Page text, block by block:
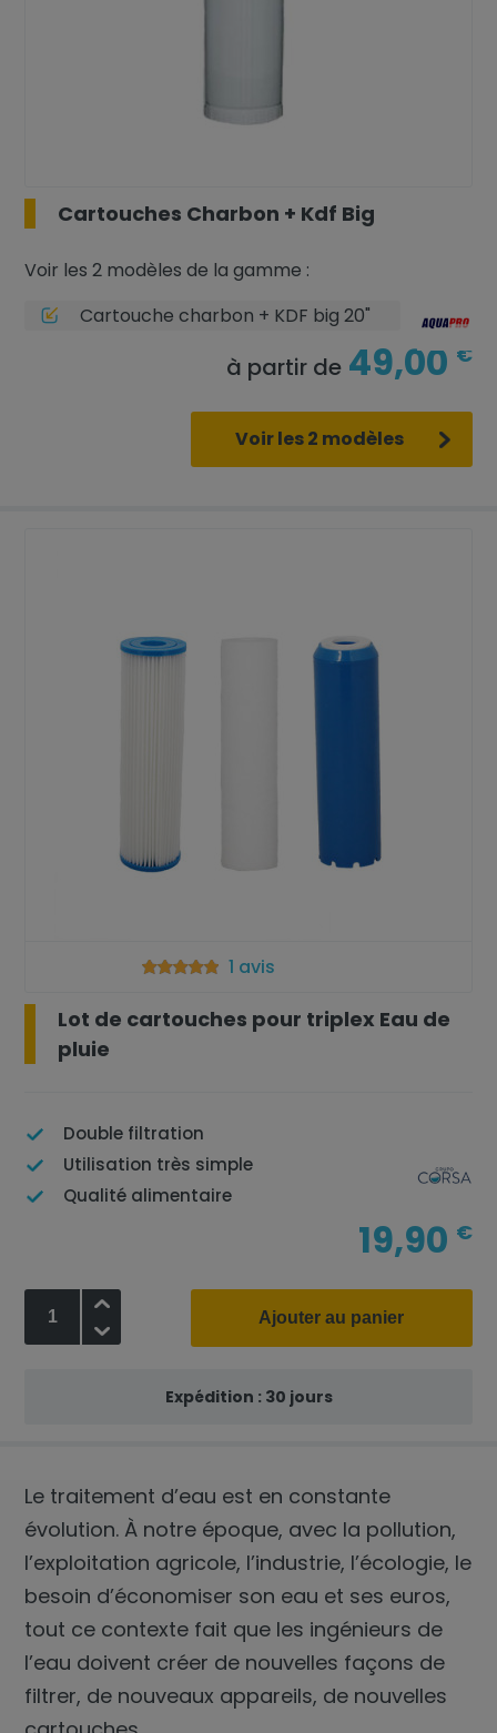
Le traitement d’eau est en constante
évolution. À notre époque, avec la pollution,
l’exploitation agricole, l’industrie, l’écologie, le
besoin d’économiser son eau et ses euros,
tout ce contexte fait que les ingénieurs de
l’eau doivent créer de nouvelles façons de
filtrer, de nouveaux appareils, de nouvelles
Cartouches Charbon + Kdf Big
Voir les 2 modèles de la gamme :
Cartouche charbon + KDF big 20"
à partir de 49,00 €
Voir les 2 modèles
1 avis
Lot de cartouches pour triplex Eau de
pluie
Double filtration
Utilisation très simple
Qualité alimentaire
19,90 €
Ajouter au panier
Expédition : 30 jours